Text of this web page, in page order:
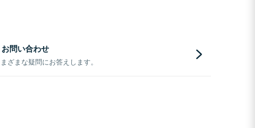
問い合わせ
ざまな疑問にお答えします。